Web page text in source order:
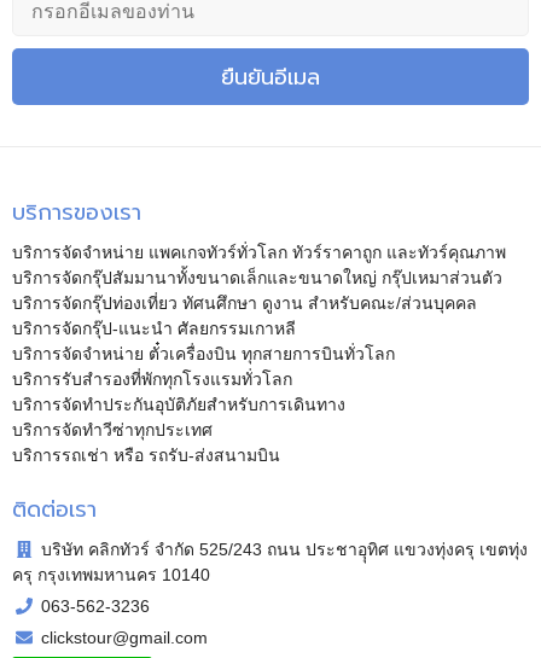
ยืนยันอีเมล
บริการของเรา
บริการจัดจำหน่าย แพคเกจทัวร์ทั่วโลก ทัวร์ราคาถูก และทัวร์คุณภาพ
บริการจัดกรุ๊ปสัมมานาทั้งขนาดเล็กและขนาดใหญ่ กรุ๊ปเหมาส่วนตัว
บริการจัดกรุ๊ปท่องเที่ยว ทัศนศึกษา ดูงาน สำหรับคณะ/ส่วนบุคคล
บริการจัดกรุ๊ป-แนะนำ ศัลยกรรมเกาหลี
บริการจัดจำหน่าย ตั๋วเครื่องบิน ทุกสายการบินทั่วโลก
บริการรับสำรองที่พักทุกโรงแรมทั่วโลก
บริการจัดทำประกันอุบัติภัยสำหรับการเดินทาง
บริการจัดทำวีซ่าทุกประเทศ
บริการรถเช่า หรือ รถรับ-ส่งสนามบิน
ติดต่อเรา
บริษัท คลิกทัวร์ จำกัด 525/243 ถนน ประชาอุุทิศ แขวงทุ่งครุ เขตทุ่ง
ครุ กรุงเทพมหานคร 10140
063-562-3236
clickstour@gmail.com